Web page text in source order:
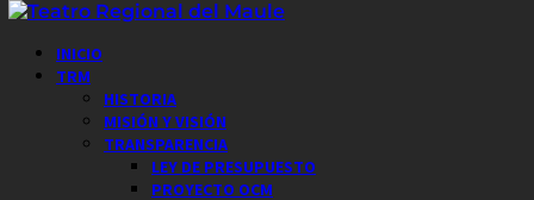
Saltar
contenido
Menú
principal
INICIO
TRM
HISTORIA
MISIÓN Y VISIÓN
TRANSPARENCIA
LEY DE PRESUPUESTO
PROYECTO OCM